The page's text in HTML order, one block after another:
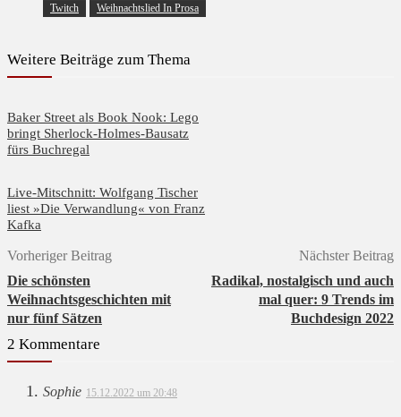
Twitch
Weihnachtslied In Prosa
Weitere Beiträge zum Thema
Baker Street als Book Nook: Lego
bringt Sherlock-Holmes-Bausatz
fürs Buchregal
Live-Mitschnitt: Wolfgang Tischer
liest »Die Verwandlung« von Franz
Kafka
Vorheriger Beitrag
Die schönsten
Weihnachtsgeschichten mit
nur fünf Sätzen
Nächster Beitrag
Radikal, nostalgisch und auch
mal quer: 9 Trends im
Buchdesign 2022
2 Kommentare
Sophie 15.12.2022 um 20:48